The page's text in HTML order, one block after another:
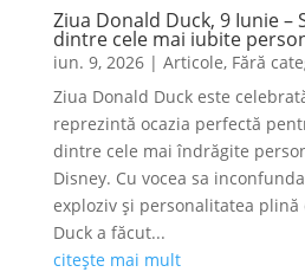
Ziua Donald Duck, 9 Iunie –
dintre cele mai iubite
iun. 9, 2026| Articole, Fără
Ziua Donald Duck este
reprezintă ocazia perfectă
dintre cele mai îndrăgite
Disney. Cu vocea sa
exploziv și personalitatea plină
Duck a făcut...
citește mai mult